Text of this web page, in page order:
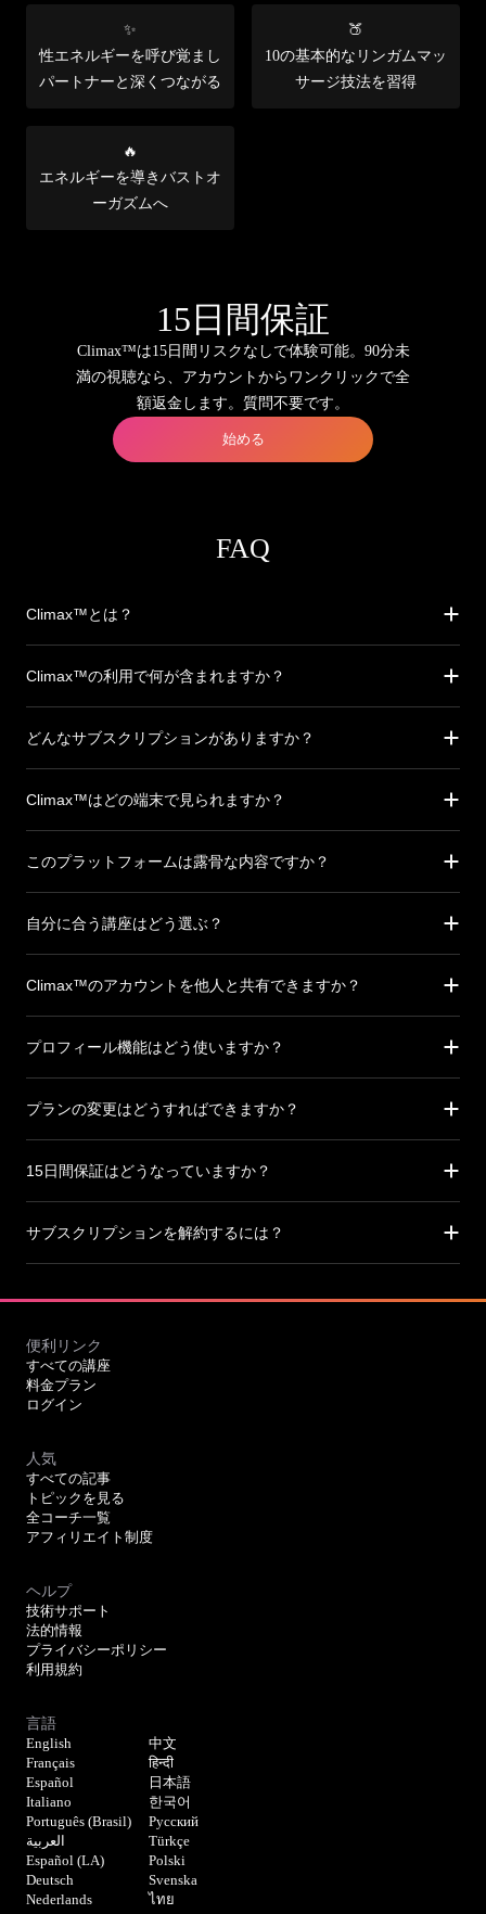
✨
性エネルギーを呼び覚まし
パートナーと深くつながる
🍑
10の基本的なリンガムマッ
サージ技法を習得
🔥
エネルギーを導きバストオ
ーガズムへ
15日間保証
Climax™は15日間リスクなしで体験可能。90分未
満の視聴なら、アカウントからワンクリックで全
額返金します。質問不要です。
始める
FAQ
Climax™とは？
Climax™の利用で何が含まれますか？
どんなサブスクリプションがありますか？
Climax™はどの端末で見られますか？
このプラットフォームは露骨な内容ですか？
自分に合う講座はどう選ぶ？
Climax™のアカウントを他人と共有できますか？
プロフィール機能はどう使いますか？
プランの変更はどうすればできますか？
15日間保証はどうなっていますか？
サブスクリプションを解約するには？
便利リンク
すべての講座
料金プラン
ログイン
人気
すべての記事
トピックを見る
全コーチ一覧
アフィリエイト制度
ヘルプ
技術サポート
法的情報
プライバシーポリシー
利用規約
言語
English
Français
Español
Italiano
Português (Brasil)
العربية
Español (LA)
Deutsch
Nederlands
中文
हिन्दी
日本語
한국어
Русский
Türkçe
Polski
Svenska
ไทย